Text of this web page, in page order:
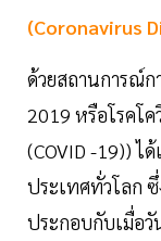
(Coronavirus
ด้วยสถานการณ์ก
2019 หรือโรคโค
(COVID -19)) ไ
ประเทศทั่วโลก
ประกอบกับเมื่อวั